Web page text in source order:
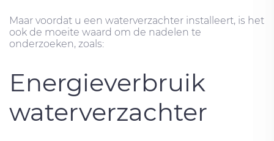
Maar voordat u een waterverzachter installeert, is het
ook de moeite waard om de nadelen te
onderzoeken, zoals:
Energieverbruik
waterverzachter